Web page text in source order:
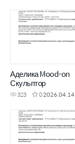
Аделика Mood-on
Скульптор
323 02026.04.14